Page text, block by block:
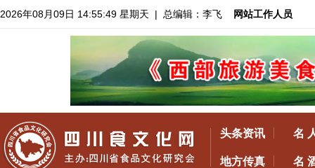
2026年08月09日 14:55:50 星期天 | 总编辑：李飞 网站工作人员
头条资讯 名
地方传真 名